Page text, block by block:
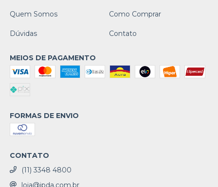
Quem Somos Como Comprar
Dúvidas Contato
MEIOS DE PAGAMENTO
FORMAS DE ENVIO
CONTATO
(11) 3348 4800
loja@ipda.com.br